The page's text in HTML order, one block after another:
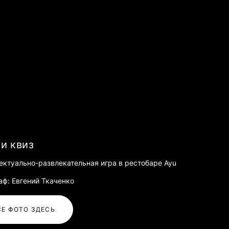
квиз
развлекательная игра в рестобаре Ayu
Евгений Ткаченко
ФОТО ЗДЕСЬ